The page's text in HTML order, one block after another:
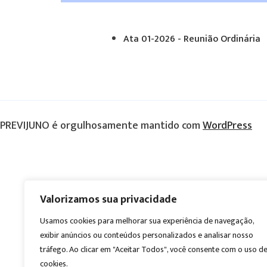
Valorizamos sua privacidade
Usamos cookies para melhorar sua experiência de navegação,
exibir anúncios ou conteúdos personalizados e analisar nosso
tráfego. Ao clicar em "Aceitar Todos", você consente com o uso de
cookies.
Ata 01-2026 - Reunião Ordinária
PREVIJUNO é orgulhosamente mantido comWordPress